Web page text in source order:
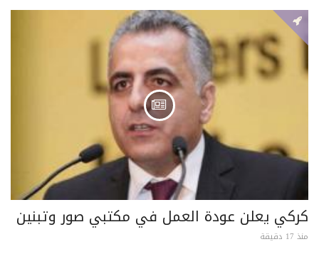
كركي يعلن عودة العمل في مكتبي صور وتبنين
منذ 17 دقيقة